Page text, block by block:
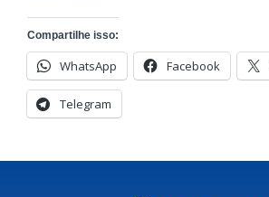
Compartilhe isso:
WhatsApp Facebook
Telegram